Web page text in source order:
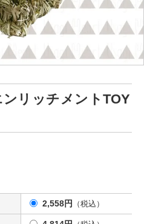
リッチメントTOY
2,558円 （税込）